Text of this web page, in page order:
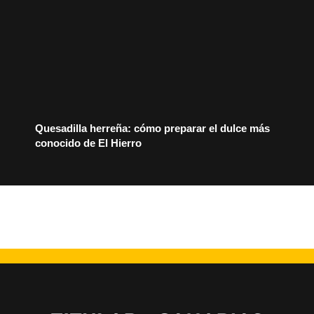
Quesadilla herreña: cómo preparar el dulce más
conocido de El Hierro